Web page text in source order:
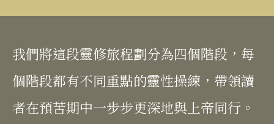
我們將這段靈修旅程劃分為四個階段，每
個階段都有不同重點的靈性操練，帶領讀
者在預苦期中一步步更深地與上帝同行。